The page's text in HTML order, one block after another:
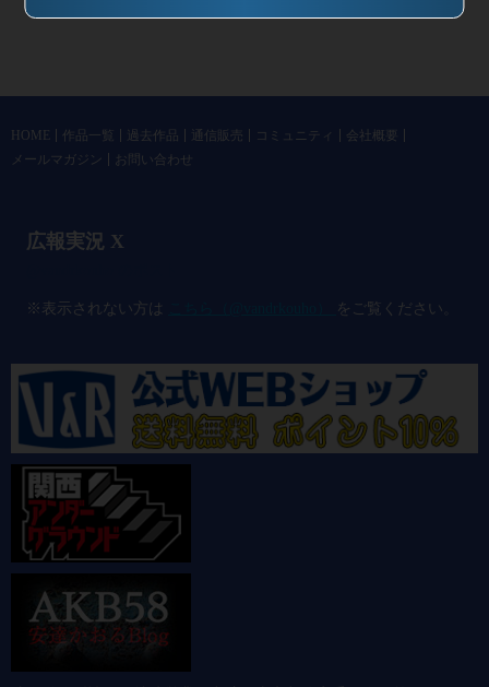
HOME 作品一覧 過去作品 通信販売 コミュニティ
会社概要
メールマガジン
お問い合わせ
広報実況 X
※表示されない方は をご覧ください。